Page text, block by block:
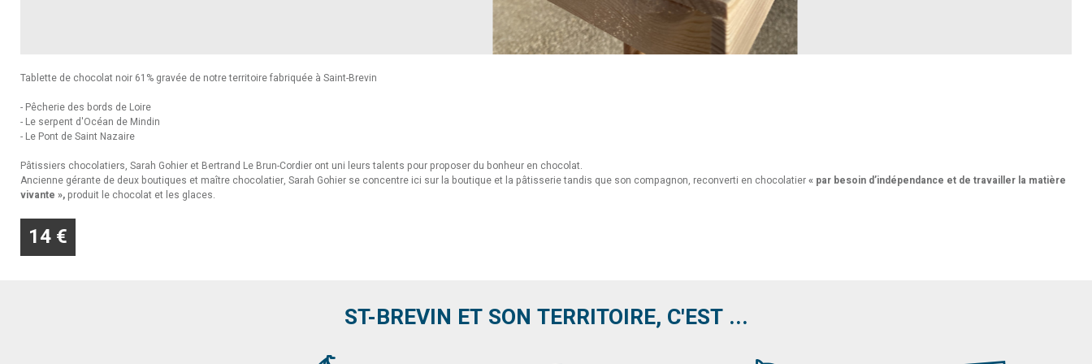
Tablette de chocolat noir 61% gravée de notre territoire fabriquée à Saint-Brevin
- Pêcherie des bords de Loire
- Le serpent d'Océan de Mindin
- Le Pont de Saint Nazaire
Pâtissiers chocolatiers, Sarah Gohier et Bertrand Le Brun-Cordier ont uni leurs talents pour proposer du bonheur en chocolat.
Ancienne gérante de deux boutiques et maître chocolatier, Sarah Gohier se concentre ici sur la boutique et la pâtisserie tandis que son compagnon, reconverti en chocolatier« par besoin d’indépendance et de travailler la matière
vivante », produit le chocolat et les glaces.
14 €
ST-BREVIN ET SON TERRITOIRE, C'EST ...